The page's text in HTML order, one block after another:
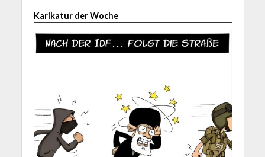
Karikatur der Woche